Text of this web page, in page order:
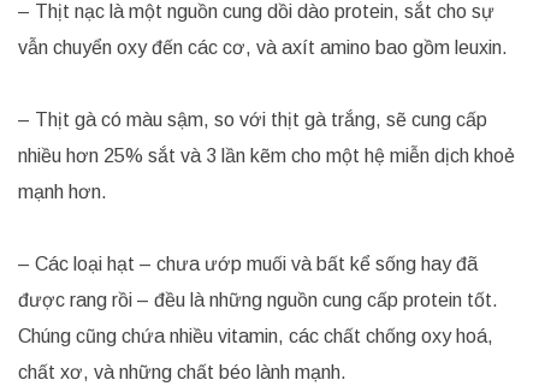
– Thịt nạc là một nguồn cung dồi dào protein, sắt cho sự
vẫn chuyển oxy đến các cơ, và axít amino bao gồm leuxin.
– Thịt gà có màu sậm, so với thịt gà trắng, sẽ cung cấp
nhiều hơn 25% sắt và 3 lần kẽm cho một hệ miễn dịch khoẻ
mạnh hơn.
– Các loại hạt – chưa ướp muối và bất kể sống hay đã
được rang rồi – đều là những nguồn cung cấp protein tốt.
Chúng cũng chứa nhiều vitamin, các chất chống oxy hoá,
chất xơ, và những chất béo lành mạnh.